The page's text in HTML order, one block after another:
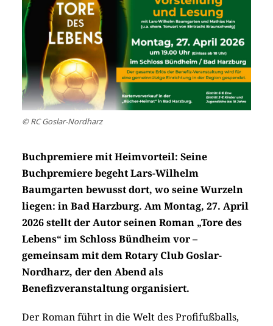
© RC Goslar-Nordharz
Buchpremiere mit Heimvorteil: Seine
Buchpremiere begeht Lars-Wilhelm
Baumgarten bewusst dort, wo seine Wurzeln
liegen: in Bad Harzburg. Am Montag, 27. April
2026 stellt der Autor seinen Roman „Tore des
Lebens“ im Schloss Bündheim vor –
gemeinsam mit dem Rotary Club Goslar-
Nordharz, der den Abend als
Benefizveranstaltung organisiert.
Der Roman führt in die Welt des Profifußballs,